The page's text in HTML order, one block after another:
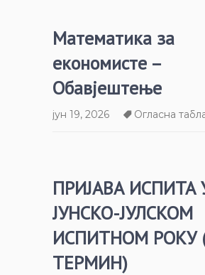
Математика за
економисте –
Обавјештење
јун 19, 2026 Огласна
ПРИЈАВА ИСПИТА
ЈУНСКО-ЈУЛСКОМ
ИСПИТНОМ РОКУ
ТЕРМИН)